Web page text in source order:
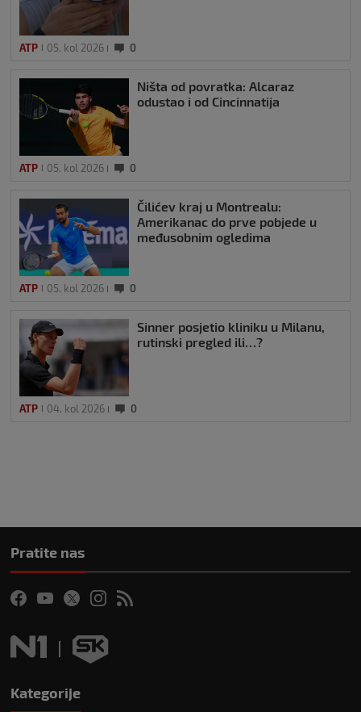
ATP 05. kol 2026 0
Ništa od povratka: Alcaraz
odustao i od Cincinnatija
ATP 05. kol 2026 0
Čilićev kraj u Montrealu:
Amerikanac do prve pobjede u
međusobnim ogledima
ATP 05. kol 2026 0
Sinner posjetio kliniku u Milanu,
rutinski pregled ili…?
ATP 04. kol 2026 0
Pratite nas
Kategorije